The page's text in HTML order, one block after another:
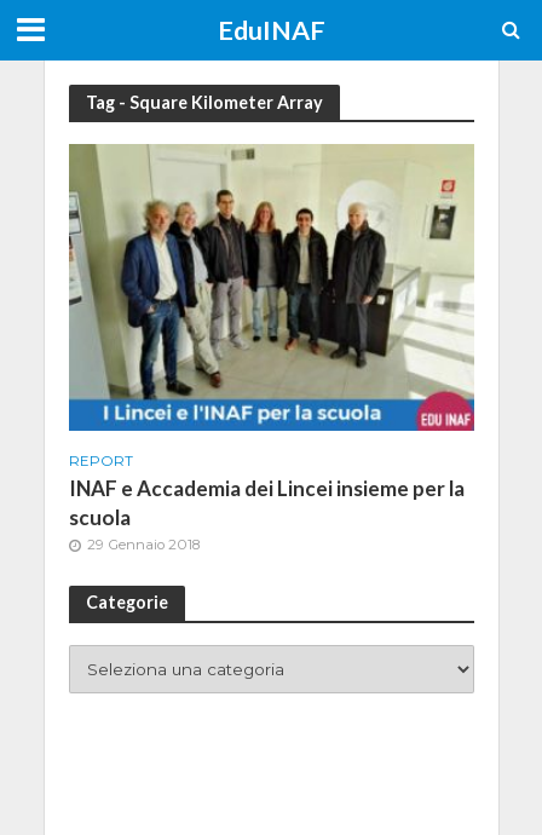
EduINAF
Tag - Square Kilometer Array
REPORT
INAF e Accademia dei Lincei insieme per la
scuola
29 Gennaio 2018
Categorie